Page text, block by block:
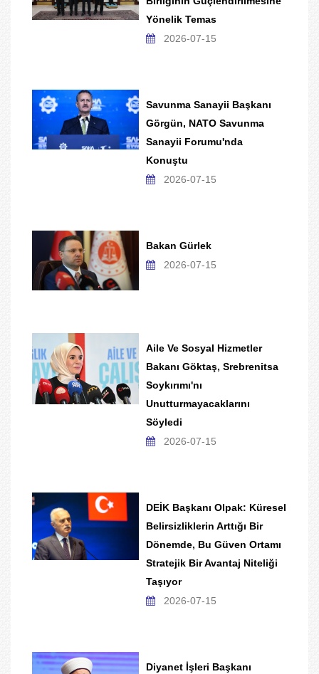
Yönelik Temas
2026-07-15
Savunma Sanayii Başkanı
Görgün, NATO Savunma
Sanayii Forumu'nda
Konuştu
2026-07-15
Bakan Gürlek
2026-07-15
Aile Ve Sosyal Hizmetler
Bakanı Göktaş, Srebrenitsa
Soykırımı'nı
Unutturmayacaklarını
Söyledi
2026-07-15
DEİK Başkanı Olpak: Küresel
Belirsizliklerin Arttığı Bir
Dönemde, Bu Güven Ortamı
Stratejik Bir Avantaj Niteliği
Taşıyor
2026-07-15
Diyanet İşleri Başkanı